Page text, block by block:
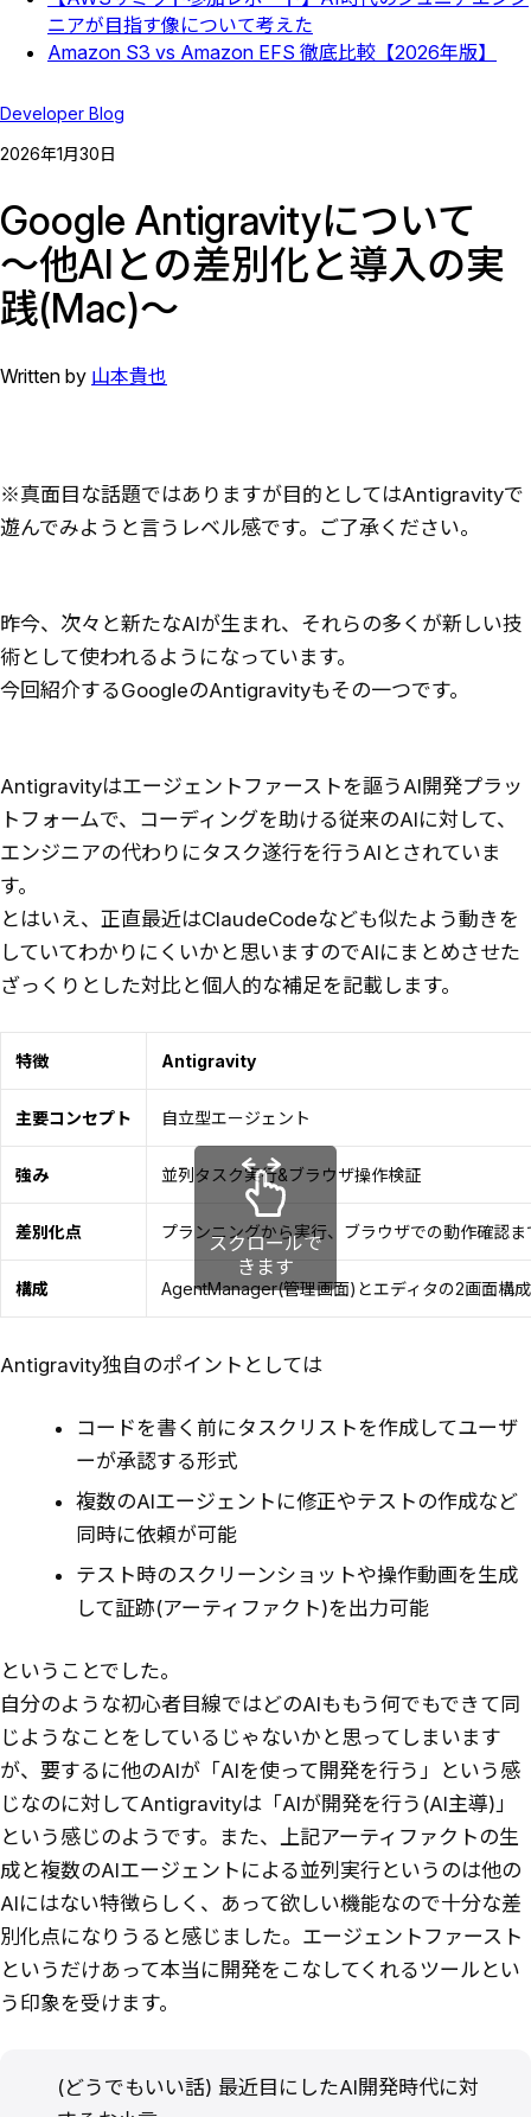
ニアが目指す像について考えた
Amazon S3 vs Amazon EFS 徹底比較【2026年版】
Developer Blog
2026年1月30日
Google Antigravityについて
～他AIとの差別化と導入の実
践(Mac)～
Written by 山本貴也
※真面目な話題ではありますが目的としてはAntigravityで
遊んでみようと言うレベル感です。ご了承ください。
昨今、次々と新たなAIが生まれ、それらの多くが新しい技
術として使われるようになっています。
今回紹介するGoogleのAntigravityもその一つです。
Antigravityはエージェントファーストを謳うAI開発プラッ
トフォームで、コーディングを助ける従来のAIに対して、
エンジニアの代わりにタスク遂行を行うAIとされていま
す。
とはいえ、正直最近はClaudeCodeなども似たよう動きを
していてわかりにくいかと思いますのでAIにまとめさせた
ざっくりとした対比と個人的な補足を記載します。
特徴 Antigravity
主要コンセプト 自立型エージェント
強み 並列タスク実行&ブラウザ操作検証
差別化点 プランニングから実行、ブラウザでの動作確認
構成 AgentManager(管理画面)とエディタの2画面構成
Antigravity独自のポイントとしては
コードを書く前にタスクリストを作成してユーザ
ーが承認する形式
複数のAIエージェントに修正やテストの作成など
同時に依頼が可能
テスト時のスクリーンショットや操作動画を生成
して証跡(アーティファクト)を出力可能
ということでした。
自分のような初心者目線ではどのAIももう何でもできて同
じようなことをしているじゃないかと思ってしまいます
が、要するに他のAIが「AIを使って開発を行う」という感
じなのに対してAntigravityは「AIが開発を行う(AI主導)」
という感じのようです。また、上記アーティファクトの生
成と複数のAIエージェントによる並列実行というのは他の
AIにはない特徴らしく、あって欲しい機能なので十分な差
別化点になりうると感じました。エージェントファースト
というだけあって本当に開発をこなしてくれるツールとい
う印象を受けます。
(どうでもいい話) 最近目にしたAI開発時代に対